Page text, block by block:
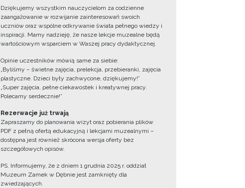
Dziękujemy wszystkim nauczycielom za codzienne
zaangażowanie w rozwijanie zainteresowań swoich
uczniów oraz wspólne odkrywanie świata pełnego wiedzy i
inspiracji. Mamy nadzieję, że nasze lekcje muzealne będą
wartościowym wsparciem w Waszej pracy dydaktycznej.
Opinie uczestników mówią same za siebie:
„Byliśmy – świetne zajęcia, prelekcja, przebieranki, zajęcia
plastyczne. Dzieci były zachwycone, dziękujemy!”
„Super zajęcia, pełne ciekawostek i kreatywnej pracy.
Polecamy serdecznie!”
Rezerwacje już trwają
Zapraszamy do planowania wizyt oraz pobierania plików
PDF z pełną ofertą edukacyjną i lekcjami muzealnymi –
dostępna jest również skrócona wersja oferty bez
szczegółowych opisów.
PS. Informujemy, że z dniem 1 grudnia 2025 r. oddział
Muzeum Zamek w Dębnie jest zamknięty dla
zwiedzających.